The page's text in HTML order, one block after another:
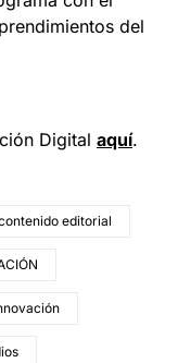
del
Digital aquí.
editorial